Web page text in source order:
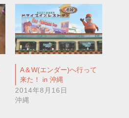
A＆W(エンダー)へ行って
来た！ in 沖縄
2014年8月16日
沖縄